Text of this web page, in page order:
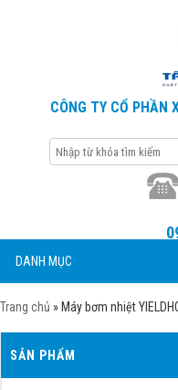
CÔNG TY CỔ PHẦN
DANH MỤC
Trang chủ » Máy bơm nhiệt
SẢN PHẨM